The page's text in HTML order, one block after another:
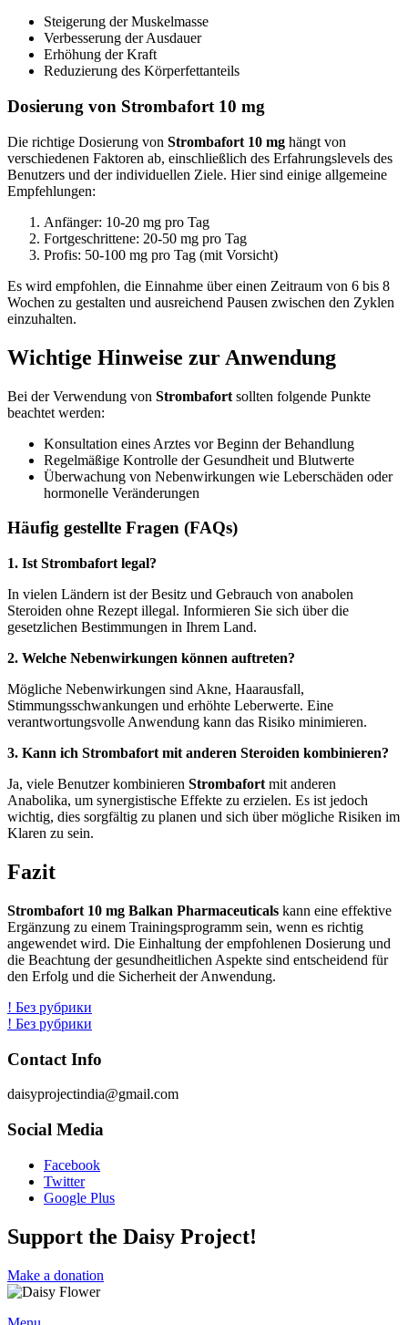
Steigerung der Muskelmasse
Verbesserung der Ausdauer
Erhöhung der Kraft
Reduzierung des Körperfettanteils
Dosierung von Strombafort 10 mg
Die richtige Dosierung von Strombafort 10 mg hängt von
verschiedenen Faktoren ab, einschließlich des Erfahrungslevels des
Benutzers und der individuellen Ziele. Hier sind einige allgemeine
Empfehlungen:
Anfänger: 10-20 mg pro Tag
Fortgeschrittene: 20-50 mg pro Tag
Profis: 50-100 mg pro Tag (mit Vorsicht)
Es wird empfohlen, die Einnahme über einen Zeitraum von 6 bis 8
Wochen zu gestalten und ausreichend Pausen zwischen den Zyklen
einzuhalten.
Wichtige Hinweise zur Anwendung
Bei der Verwendung von Strombafort sollten folgende Punkte
beachtet werden:
Konsultation eines Arztes vor Beginn der Behandlung
Regelmäßige Kontrolle der Gesundheit und Blutwerte
Überwachung von Nebenwirkungen wie Leberschäden oder
hormonelle Veränderungen
Häufig gestellte Fragen (FAQs)
1. Ist Strombafort legal?
In vielen Ländern ist der Besitz und Gebrauch von anabolen
Steroiden ohne Rezept illegal. Informieren Sie sich über die
gesetzlichen Bestimmungen in Ihrem Land.
2. Welche Nebenwirkungen können auftreten?
Mögliche Nebenwirkungen sind Akne, Haarausfall,
Stimmungsschwankungen und erhöhte Leberwerte. Eine
verantwortungsvolle Anwendung kann das Risiko minimieren.
3. Kann ich Strombafort mit anderen Steroiden kombinieren?
Ja, viele Benutzer kombinieren Strombafort mit anderen
Anabolika, um synergistische Effekte zu erzielen. Es ist jedoch
wichtig, dies sorgfältig zu planen und sich über mögliche Risiken im
Klaren zu sein.
Fazit
Strombafort 10 mg Balkan Pharmaceuticals kann eine effektive
Ergänzung zu einem Trainingsprogramm sein, wenn es richtig
angewendet wird. Die Einhaltung der empfohlenen Dosierung und
die Beachtung der gesundheitlichen Aspekte sind entscheidend für
den Erfolg und die Sicherheit der Anwendung.
! Без рубрики
! Без рубрики
Contact Info
daisyprojectindia@gmail.com
Social Media
Facebook
Twitter
Google Plus
Support the Daisy Project!
Make a donation